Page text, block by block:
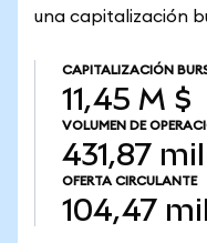
una capitalización
CAPITALIZACIÓN
11,45 M $
VOLUMEN DE
431,87
OFERTA CIRCULANTE
104,47 mil